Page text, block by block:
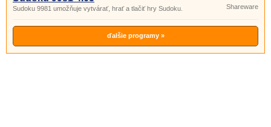
Sudoku 9981 umožňuje vytvárať, hrať a tlačiť hry Sudoku.
Shareware
ďalšie programy »